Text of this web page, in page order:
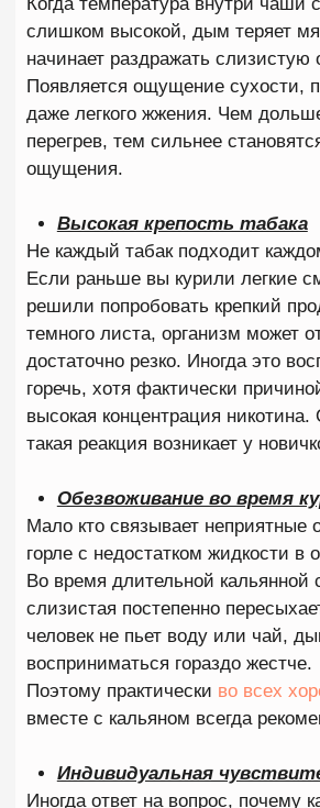
КАК ЗАБИТЬ КАЛЬЯН ЧТОБЫ НЕ
начал подгорать, восстановить первоначальный
вкус практически невозможно. Даже если
сессии. В такой ситуации разумнее заменить
забивку полностью.
Большинство проблем с горечью возникают еще
до того, как кальян попадает на стол. Правильная
забивка позволяет избежать перегрева и
сохранить насыщенный вкус на протяжении всей
сессии. Если вас интересует, как забить кальян
только на табак, но и на всю систему подготовки.
Выбирайте подходящую чашу